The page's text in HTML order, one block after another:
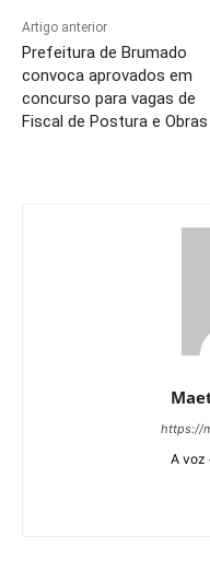
Artigo anterior
Prefeitura de Brumado
convoca aprovados em
concurso para vagas de
Fiscal de Postura e Obras
https://
A voz